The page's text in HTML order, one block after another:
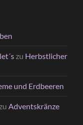
zu Herbstlicher
und Erdbeeren
zuAdventskränze